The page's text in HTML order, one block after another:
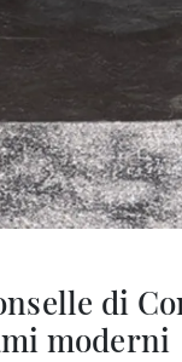
di
moderni